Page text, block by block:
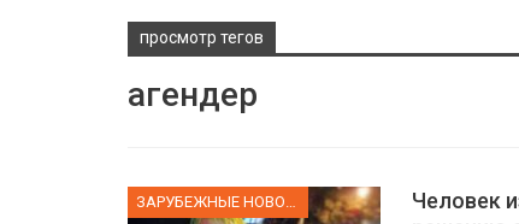
просмотр тегов
агендер
Человек